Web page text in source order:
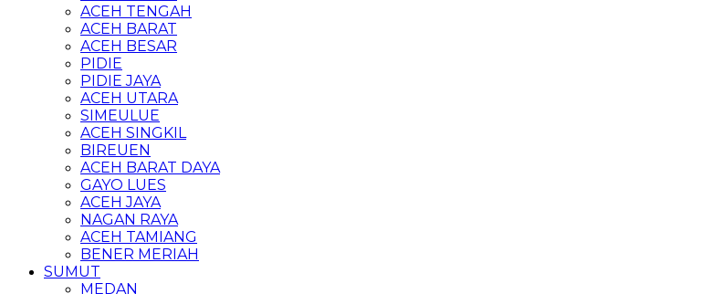
ACEH TENGAH
ACEH BARAT
ACEH BESAR
PIDIE
PIDIE JAYA
ACEH UTARA
SIMEULUE
ACEH SINGKIL
BIREUEN
ACEH BARAT DAYA
GAYO LUES
ACEH JAYA
NAGAN RAYA
ACEH TAMIANG
BENER MERIAH
SUMUT
MEDAN